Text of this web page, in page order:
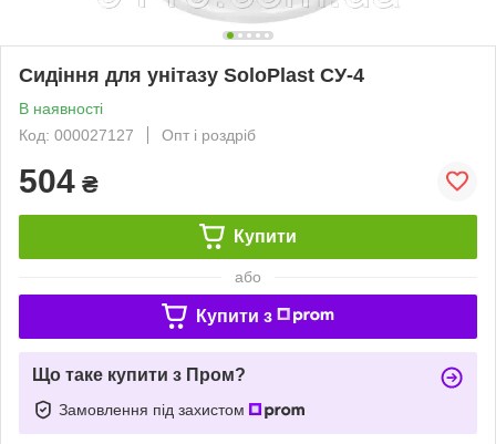
Сидіння для унітазу SoloPlast СУ-4
В наявності
Код: 000027127
Опт і роздріб
504 ₴
Купити
або
Купити з
Що таке купити з Пром?
Замовлення під захистом